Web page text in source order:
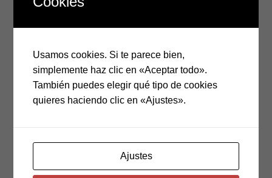
pelo de pony muy suave, especial para aguadas y
Usamos cookies. Si te parece bien,
simplemente haz clic en «Aceptar todo».
También puedes elegir qué tipo de cookies
quieres haciendo clic en «Ajustes».
Ajustes